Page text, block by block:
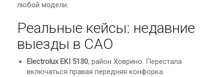
любой модели.
Реальные кейсы: недавние
выезды в САО
Electrolux EKI 5130, район Ховрино. Перестала
включаться правая передняя конфорка.